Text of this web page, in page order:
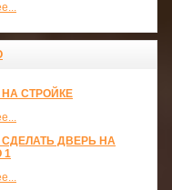
СТРОЙКЕ
ДВЕРЬ НА
1